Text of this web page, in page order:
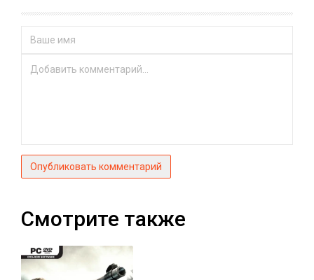
Опубликовать комментарий
Смотрите также